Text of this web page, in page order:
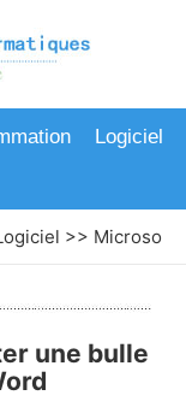
Logiciel
>> Microsoft
une bulle